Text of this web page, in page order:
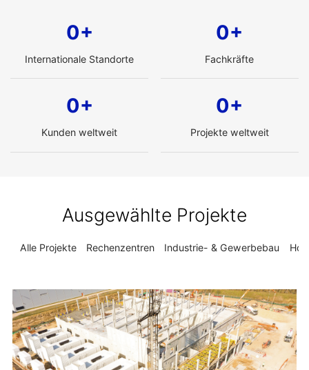
0+
Internationale Standorte
0+
Fachkräfte
0+
Kunden weltweit
0+
Projekte weltweit
Ausgewählte Projekte
Alle Projekte Rechenzentren Industrie- & Gewerbebau